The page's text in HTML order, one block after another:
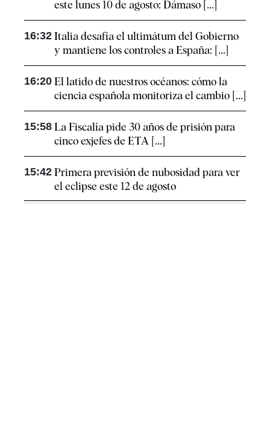
este lunes 10 de agosto: Dámaso [...]
16:32 Italia desafía el ultimátum del Gobierno
y mantiene los controles a España: [...]
16:20 El latido de nuestros océanos: cómo la
ciencia española monitoriza el cambio [...]
15:58 La Fiscalía pide 30 años de prisión para
cinco exjefes de ETA [...]
15:42 Primera previsión de nubosidad para ver
el eclipse este 12 de agosto